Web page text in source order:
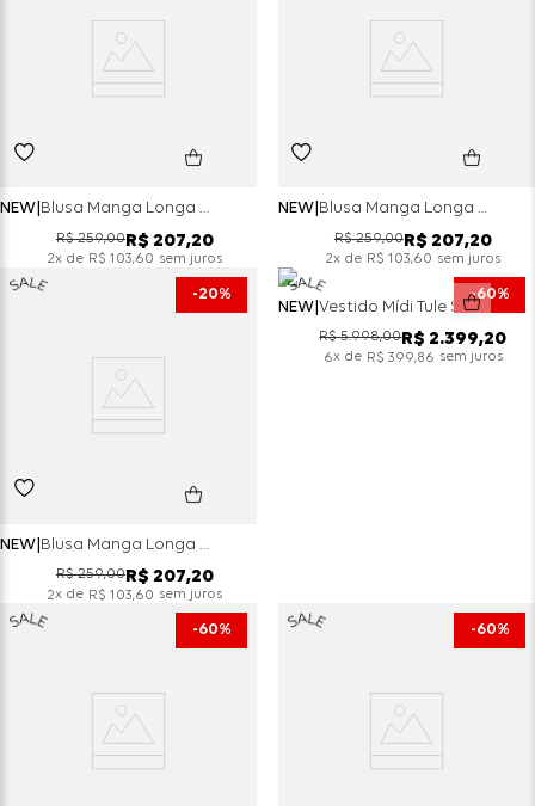
NEW Blusa Manga Longa Em Tule Com Transparência - Preto
R$ 259,00R$ 207,20
2x de R$ 103,60 sem juros
NEW Blusa Manga Longa Em Tule Com Transparência - Bordo
R$ 259,00R$ 207,20
2x de R$ 103,60 sem juros
20%
NEW Blusa Manga Longa Em Tule Com Transparência - Choco
R$ 259,00R$ 207,20
2x de R$ 103,60 sem juros
60%
NEW Vestido Mídi Tule Strass - Cherry
R$ 5.998,00R$ 2.399,20
6x de R$ 399,86 sem juros
60% 60%